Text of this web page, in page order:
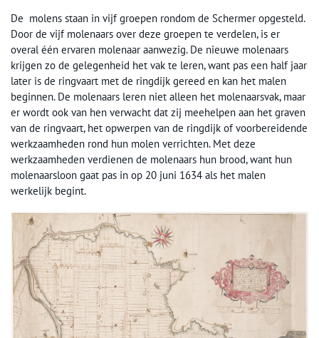
De molens staan in vijf groepen rondom de Schermer opgesteld.
Door de vijf molenaars over deze groepen te verdelen, is er
overal één ervaren molenaar aanwezig. De nieuwe molenaars
krijgen zo de gelegenheid het vak te leren, want pas een half jaar
later is de ringvaart met de ringdijk gereed en kan het malen
beginnen. De molenaars leren niet alleen het molenaarsvak, maar
er wordt ook van hen verwacht dat zij meehelpen aan het graven
van de ringvaart, het opwerpen van de ringdijk of voorbereidende
werkzaamheden rond hun molen verrichten. Met deze
werkzaamheden verdienen de molenaars hun brood, want hun
molenaarsloon gaat pas in op 20 juni 1634 als het malen
werkelijk begint.